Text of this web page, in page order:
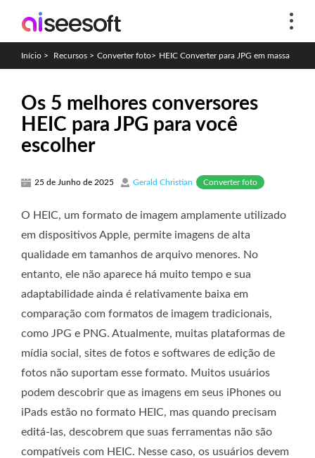
Início > Recursos > Converter foto> HEIC Converter para JPG em massa
Os 5 melhores conversores
HEIC para JPG para você
escolher
25 de Junho de 2025 Gerald Christian Converter foto
O HEIC, um formato de imagem amplamente utilizado
em dispositivos Apple, permite imagens de alta
qualidade em tamanhos de arquivo menores. No
entanto, ele não aparece há muito tempo e sua
adaptabilidade ainda é relativamente baixa em
comparação com formatos de imagem tradicionais,
como JPG e PNG. Atualmente, muitas plataformas de
mídia social, sites de fotos e softwares de edição de
fotos não suportam esse formato. Muitos usuários
podem descobrir que as imagens em seus iPhones ou
iPads estão no formato HEIC, mas quando precisam
editá-las, descobrem que suas ferramentas não são
compatíveis com HEIC. Nesse caso, os usuários devem